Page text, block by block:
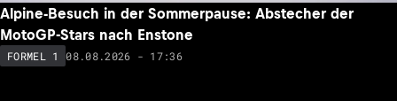
Alpine-Besuch in der Sommerpause: Abstecher der
MotoGP-Stars nach Enstone
FORMEL 1 08.08.2026 - 17:36